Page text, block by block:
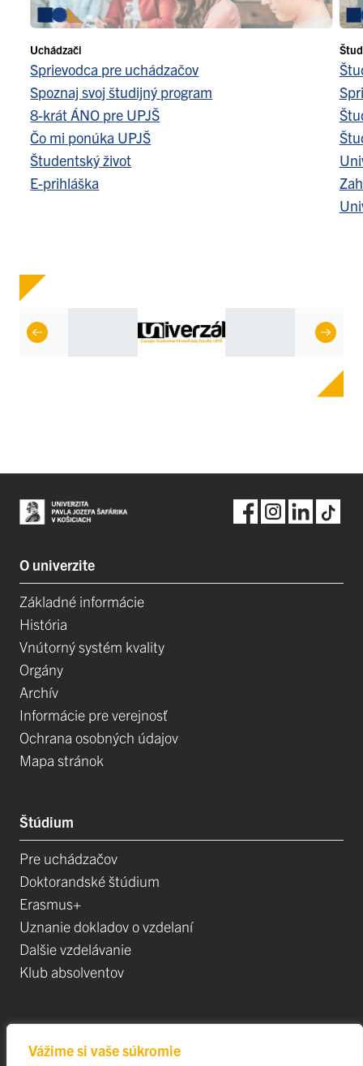
Vážime si vaše súkromie
Uchádzači
Sprievodca pre uchádzačov
Spoznaj svoj študijný program
8-krát ÁNO pre UPJŠ
Čo mi ponúka UPJŠ
Študentský život
E-prihláška
O univerzite
Základné informácie
História
Vnútorný systém kvality
Orgány
Archív
Informácie pre verejnosť
Ochrana osobných údajov
Mapa stránok
Štúdium
Pre uchádzačov
Doktorandské štúdium
Erasmus+
Uznanie dokladov o vzdelaní
Dalšie vzdelávanie
Klub absolventov